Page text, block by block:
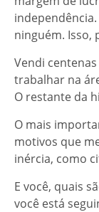
ninguém. Isso,
Vendi
trabalhar na
O restante da
O mais
motivos que
inércia, como
E você, quais
você está